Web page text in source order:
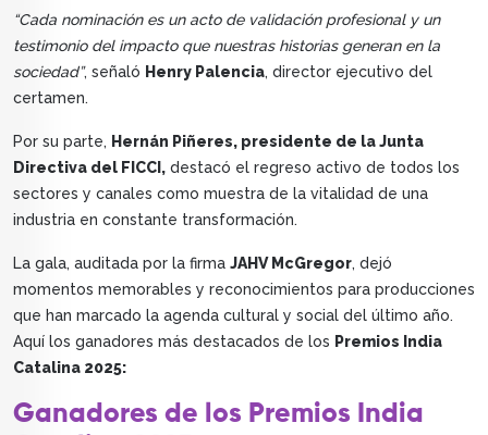
“Cada nominación es un acto de validación profesional y un
testimonio del impacto que nuestras historias generan en la
sociedad”, señaló Henry Palencia, director ejecutivo del
certamen.
Por su parte, Hernán Piñeres, presidente de la Junta
Directiva del FICCI, destacó el regreso activo de todos los
sectores y canales como muestra de la vitalidad de una
industria en constante transformación.
La gala, auditada por la firma JAHV McGregor, dejó
momentos memorables y reconocimientos para producciones
que han marcado la agenda cultural y social del último año.
Aquí los ganadores más destacados de los Premios India
Catalina 2025:
Ganadores de los Premios India